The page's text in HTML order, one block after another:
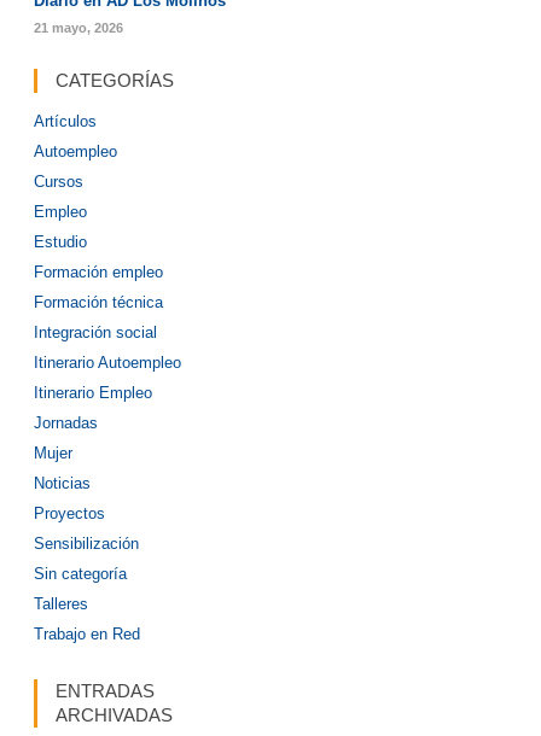
21 mayo, 2026
CATEGORÍAS
Artículos
Autoempleo
Cursos
Empleo
Estudio
Formación empleo
Formación técnica
Integración social
Itinerario Autoempleo
Itinerario Empleo
Jornadas
Mujer
Noticias
Proyectos
Sensibilización
Sin categoría
Talleres
Trabajo en Red
ENTRADAS
ARCHIVADAS